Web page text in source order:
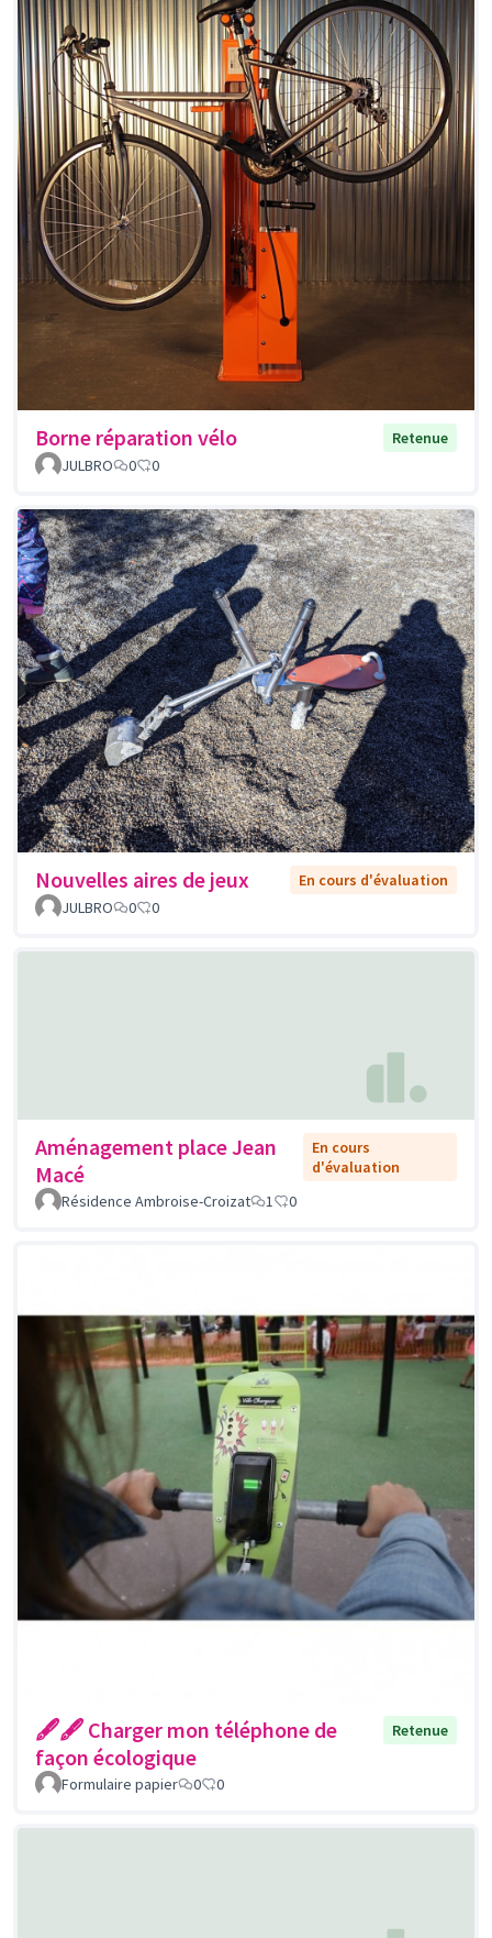
Borne réparation vélo
Retenue
JULBRO
0 0
Nouvelles aires de jeux
En cours d'évaluation
JULBRO
0 0
Aménagement place Jean
Macé
En cours
d'évaluation
Résidence Ambroise-Croizat
1 0
🖋🖋 Charger mon téléphone de
façon écologique
Retenue
Formulaire papier 0 0